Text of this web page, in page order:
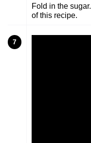
Fold in the
of this recipe.
7